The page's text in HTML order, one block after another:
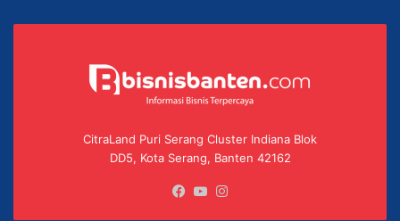
CitraLand Puri Serang Cluster Indiana Blok
DD5, Kota Serang, Banten 42162
Facebook
YouTube